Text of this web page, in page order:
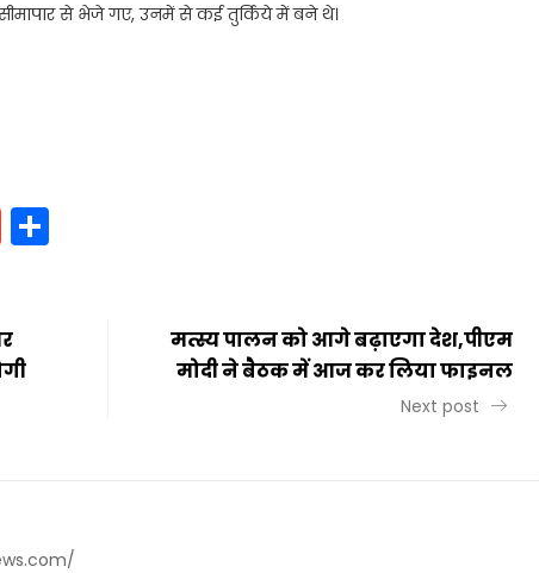
से भेजे गए, उनमें से कई तुर्किये में बने थे।
Gmail
मत्स्य पालन को आगे बढ़ाएगा देश,पीएम
मोदी ने बैठक में आज कर लिया फाइनल
Next post